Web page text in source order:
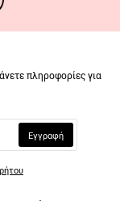
πληροφορίες για
Εγγραφή